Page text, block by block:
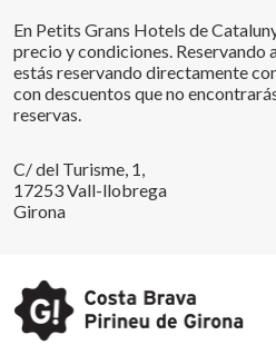
En Petits Grans Hotels de
precio y condiciones. Reservando
estás reservando directamente
con descuentos que no
reservas.
C/ del Turisme, 1,
17253 Vall-llobrega
Girona